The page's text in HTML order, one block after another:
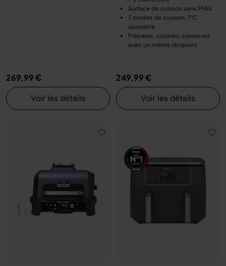
269,99 €
Voir les détails
Surface de cuisson sans PFAS
7 modes de cuisson, T°C
ajustable
Préparez, cuisinez, conservez
avec un même récipient
249,99 €
Voir les détails